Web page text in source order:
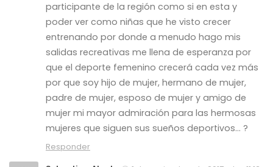
participante de la región como si en esta y
poder ver como niñas que he visto crecer
entrenando por donde a menudo hago mis
salidas recreativas me llena de esperanza por
que el deporte femenino crecerá cada vez más
por que soy hijo de mujer, hermano de mujer,
padre de mujer, esposo de mujer y amigo de
mujer mi mayor admiración para las hermosas
mujeres que siguen sus sueños deportivos… ?
Responder